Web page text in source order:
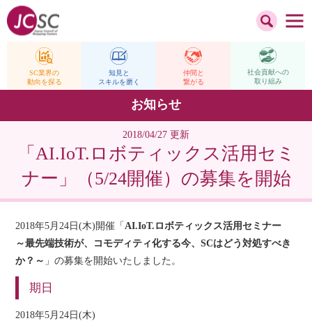
SC業界の
動向を探る
知見と
スキルを磨く
仲間と
繋がる
社会貢献への
取り組み
お知らせ
2018/04/27 更新
「AI.IoT.ロボティックス活用セミ
ナー」（5/24開催）の募集を開始
2018年5月24日(木)開催「AI.IoT.ロボティックス活用セミナー
～最先端技術が、コモディティ化する今、SCはどう対処すべき
か？～ 」の募集を開始いたしました。
期日
2018年5月24日(木)